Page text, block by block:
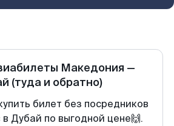
Македония —
(туда и обратно)
билет без посредников
Дубай по выгодной цене🙌.